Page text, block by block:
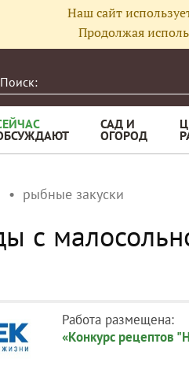
Наш сайт
Продолжая
САД И
ОГОРОД
рыбные закуски
с
Работа размещена:
«Конкурс рецептов